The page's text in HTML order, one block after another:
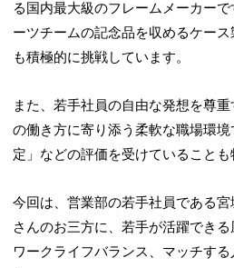
る国内最大級のフレームメーカー
ーツチームの記念品を収めるケー
も積極的に挑戦しています。
また、若手社員の自由な発想を尊
の働き方に寄り添う柔軟な職場環
定」などの評価を受けていることも
今回は、営業部の若手社員である
さんのお三方に、若手が活躍でき
ワークライフバランス、マッチす